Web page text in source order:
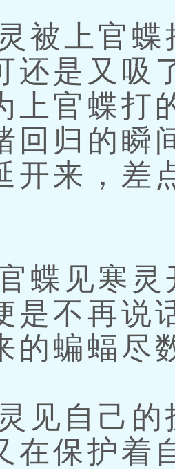
上官蝶
还是又吸
上官蝶打
回归的瞬
开来，差
见寒灵
是不再说
的蝙蝠尽
自己的
在保护着